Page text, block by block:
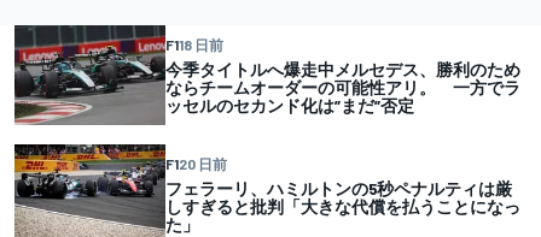
F118 日前
今季タイトルへ爆走中メルセデス、勝利のため
ならチームオーダーの可能性アリ。 一方でラ
ッセルのセカンド化は”まだ”否定
F120 日前
フェラーリ、ハミルトンの5秒ペナルティは厳
しすぎると批判「大きな代償を払うことになっ
た」